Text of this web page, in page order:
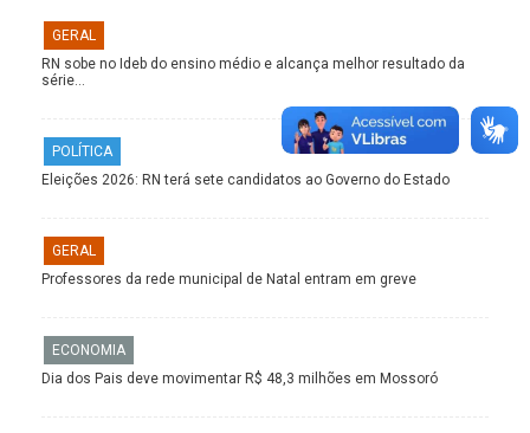
GERAL
RN sobe no Ideb do ensino médio e alcança melhor resultado da
série…
POLÍTICA
Eleições 2026: RN terá sete candidatos ao Governo do Estado
GERAL
Professores da rede municipal de Natal entram em greve
ECONOMIA
Dia dos Pais deve movimentar R$ 48,3 milhões em Mossoró